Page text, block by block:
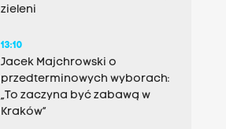
zieleni
13:10
Jacek Majchrowski o
przedterminowych wyborach:
„To zaczyna być zabawą w
Kraków”